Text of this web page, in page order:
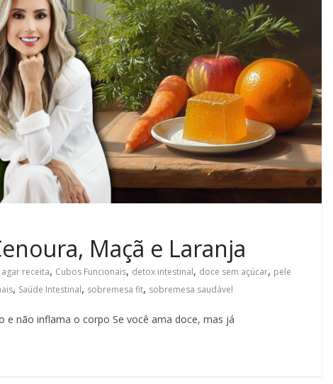
Maçã e Laranja
receita, Cubos Funcionais, detox intestinal, doce sem açúcar, pele
, Saúde Intestinal, sobremesa fit, sobremesa saudável
e não inflama o corpo Se você ama doce, mas já